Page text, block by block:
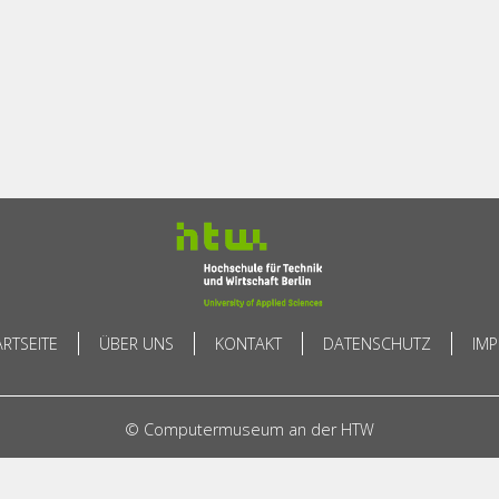
ÜBER UNS KONTAKT DATENSCHUTZ
© Computermuseum an der HTW